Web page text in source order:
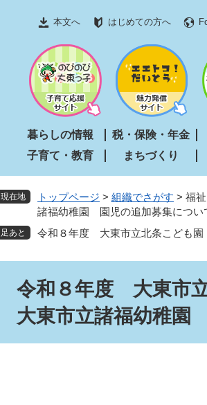
本文へ はじめての方へ
暮らしの情報 税・保険・年金
子育て・教育
まちづくり
現在地 トップページ > 組織でさがす > 福
諸福幼稚園 園児の追加募集につい
令和８年度 大東市立北条こども園
令和８年度 大東市
大東市立諸福幼稚園